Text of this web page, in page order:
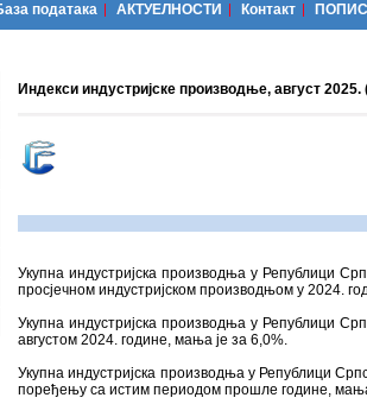
података АКТУЕЛНОСТИ Контакт ПОПИС
Индекси индустријске производње, август
Укупна индустријска производња у Републици
просјечном индустријском производњом у 2024.
Укупна индустријска производња у Републици
августом 2024. године, мања је за 6,0%.
Укупна индустријска производња у Републици
поређењу са истим периодом прошле године,